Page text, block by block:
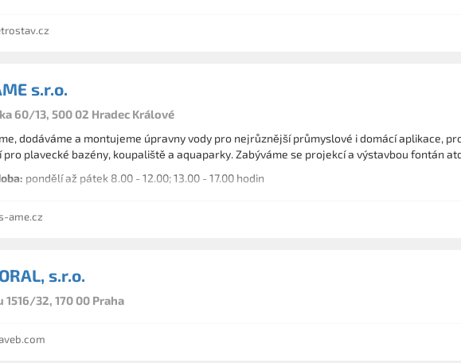
s.r.o.
60/13, 500 02 Hradec Králové
dodáváme a montujeme úpravny vody pro nejrůznější průmyslové i domácí aplikace,
plavecké bazény, koupaliště a aquaparky. Zabýváme se projekcí a výstavbou fontán
pondělí až pátek 8.00 - 12.00; 13.00 - 17.00 hodin
ame.cz
s.r.o.
1516/32, 170 00 Praha